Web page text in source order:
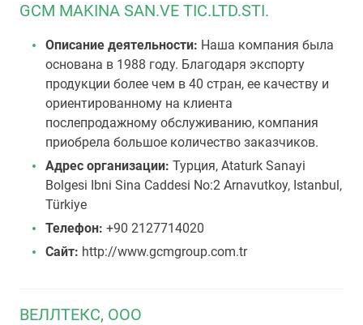
GCM MAKINA SAN.VE TIC.LTD.STI.
Описание деятельности: Наша компания была
основана в 1988 году. Благодаря экспорту
продукции более чем в 40 стран, ее качеству и
ориентированному на клиента
послепродажному обслуживанию, компания
приобрела большое количество заказчиков.
Адрес организации: Турция, Ataturk Sanayi
Bolgesi Ibni Sina Caddesi No:2 Arnavutkoy, Istanbul,
Türkiye
Телефон: +90 2127714020
Сайт: http://www.gcmgroup.com.tr
ВЕЛЛТЕКС, ООО